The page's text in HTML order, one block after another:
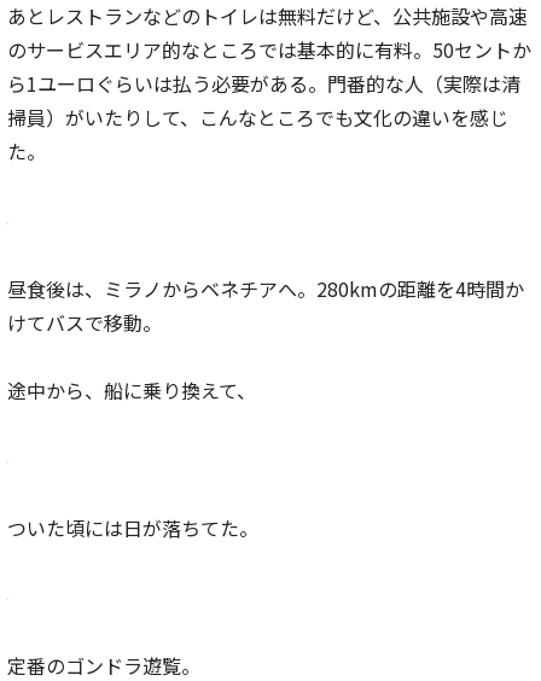
あとレストランなどのトイレは無料だけど、公共施設や高速
のサービスエリア的なところでは基本的に有料。50セントか
ら1ユーロぐらいは払う必要がある。門番的な人（実際は清
掃員）がいたりして、こんなところでも文化の違いを感じ
た。
昼食後は、ミラノからベネチアへ。280kmの距離を4時間か
けてバスで移動。
途中から、船に乗り換えて、
ついた頃には日が落ちてた。
定番のゴンドラ遊覧。